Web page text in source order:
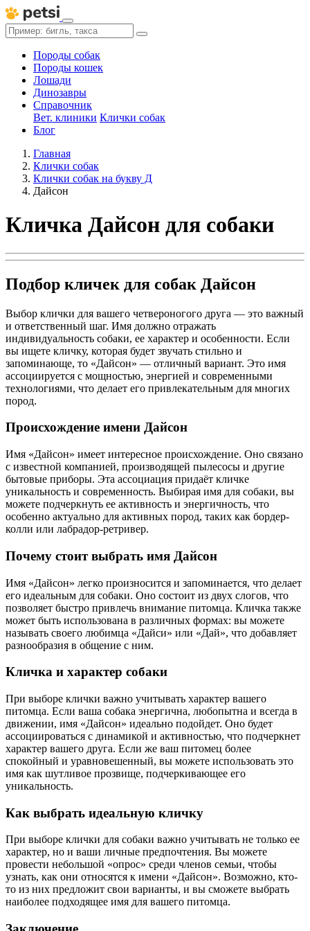
Породы собак
Породы кошек
Лошади
Динозавры
Справочник
Вет. клиники Клички собак
Блог
Главная
Клички собак
Клички собак на букву Д
Дайсон
Кличка Дайсон для собаки
Подбор кличек для собак Дайсон
Выбор клички для вашего четвероногого друга — это важный
и ответственный шаг. Имя должно отражать
индивидуальность собаки, ее характер и особенности. Если
вы ищете кличку, которая будет звучать стильно и
запоминающе, то «Дайсон» — отличный вариант. Это имя
ассоциируется с мощностью, энергией и современными
технологиями, что делает его привлекательным для многих
пород.
Происхождение имени Дайсон
Имя «Дайсон» имеет интересное происхождение. Оно связано
с известной компанией, производящей пылесосы и другие
бытовые приборы. Эта ассоциация придаёт кличке
уникальность и современность. Выбирая имя для собаки, вы
можете подчеркнуть ее активность и энергичность, что
особенно актуально для активных пород, таких как бордер-
колли или лабрадор-ретривер.
Почему стоит выбрать имя Дайсон
Имя «Дайсон» легко произносится и запоминается, что делает
его идеальным для собаки. Оно состоит из двух слогов, что
позволяет быстро привлечь внимание питомца. Кличка также
может быть использована в различных формах: вы можете
называть своего любимца «Дайси» или «Дай», что добавляет
разнообразия в общение с ним.
Кличка и характер собаки
При выборе клички важно учитывать характер вашего
питомца. Если ваша собака энергична, любопытна и всегда в
движении, имя «Дайсон» идеально подойдет. Оно будет
ассоциироваться с динамикой и активностью, что подчеркнет
характер вашего друга. Если же ваш питомец более
спокойный и уравновешенный, вы можете использовать это
имя как шутливое прозвище, подчеркивающее его
уникальность.
Как выбрать идеальную кличку
При выборе клички для собаки важно учитывать не только ее
характер, но и ваши личные предпочтения. Вы можете
провести небольшой «опрос» среди членов семьи, чтобы
узнать, как они относятся к имени «Дайсон». Возможно, кто-
то из них предложит свои варианты, и вы сможете выбрать
наиболее подходящее имя для вашего питомца.